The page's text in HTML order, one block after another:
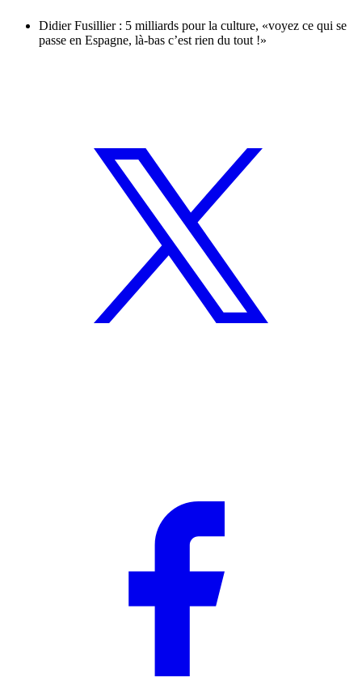
Didier Fusillier : 5 milliards pour la culture, «voyez ce qui se
passe en Espagne, là-bas c’est rien du tout !»